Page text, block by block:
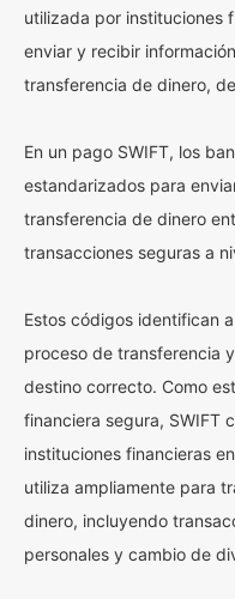
utilizada por instituciones
enviar y recibir
transferencia de dinero,
En un pago SWIFT, los
estandarizados para
transferencia de dinero
transacciones seguras a
Estos códigos identifican
proceso de transferencia
destino correcto. Como
financiera segura, SWIFT
instituciones financieras
utiliza ampliamente para
dinero, incluyendo
personales y cambio de